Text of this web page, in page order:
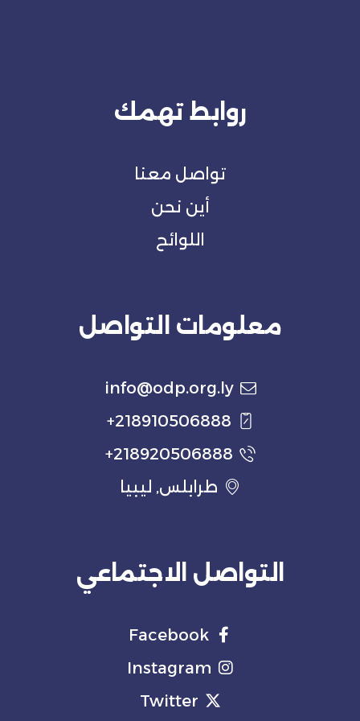
روابط تهمك
تواصل معنا
أين نحن
اللوائح
معلومات التواصل
info@odp.org.ly
218910506888+
218920506888+
طرابلس, ليبيا
التواصل الاجتماعي
Facebook
Instagram
Twitter